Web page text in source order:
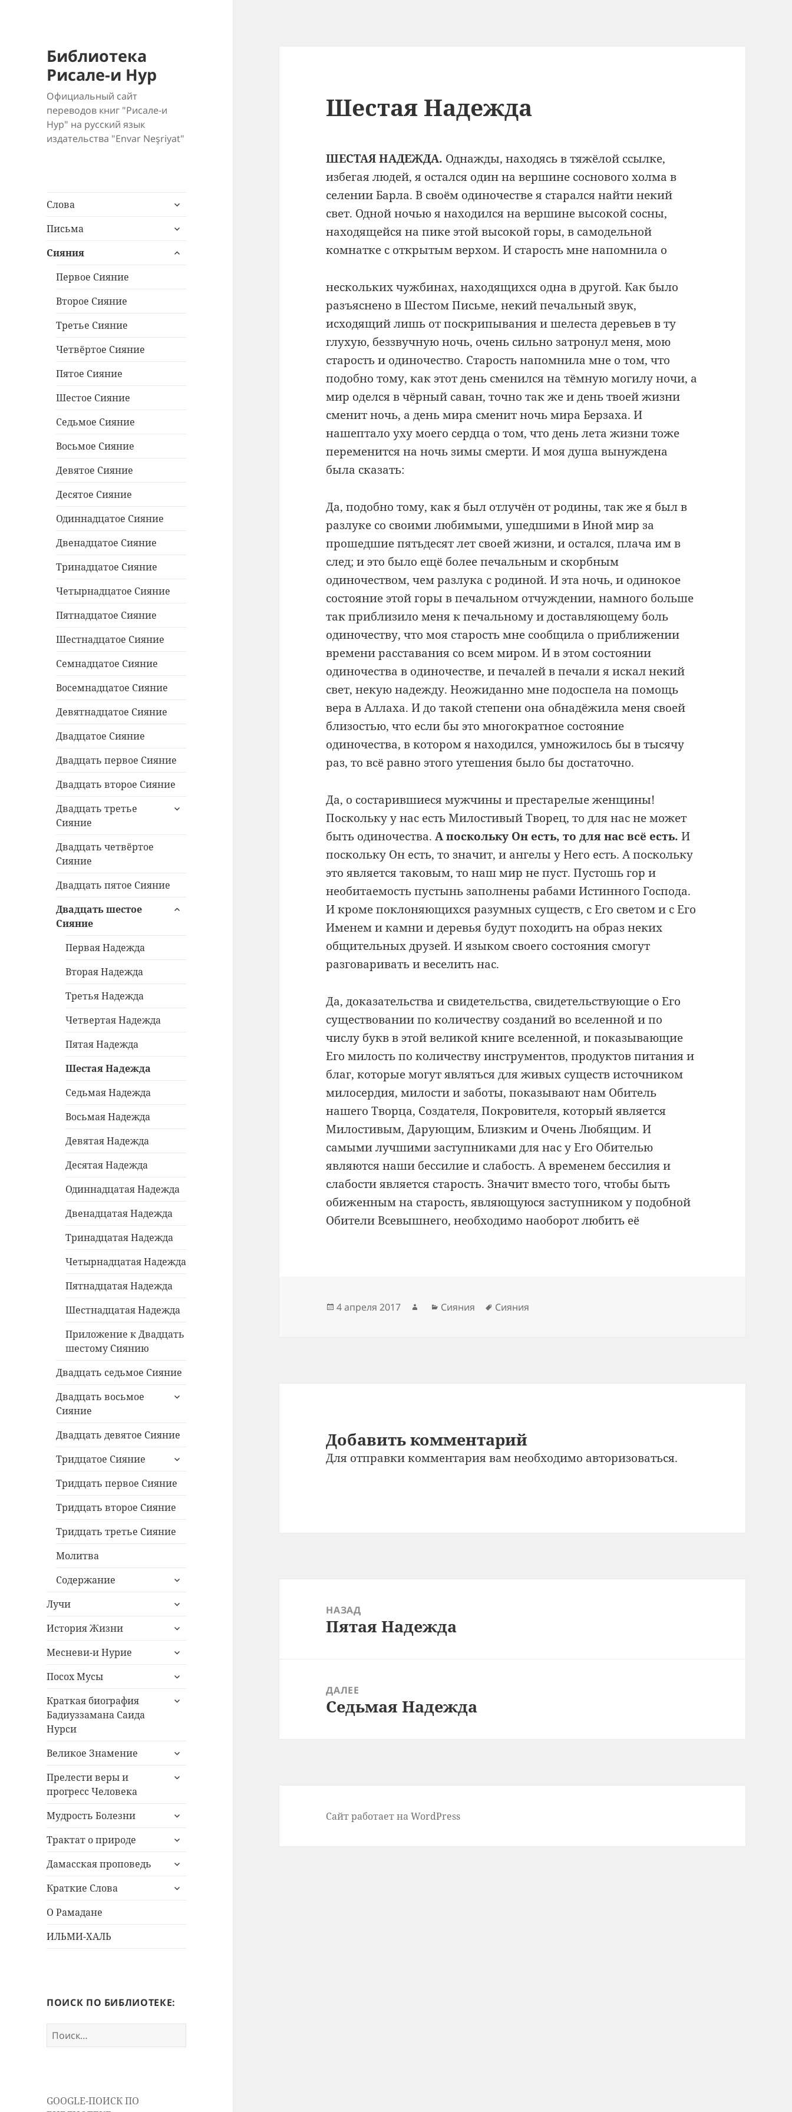
Библиотека
Рисале-и Нур
Официальный сайт
переводов книг "Рисале-и
Нур" на русский язык
издательства "Envar Neşriyat"
Слова
раскрыть
меню
Письма
раскрыть
меню
Сияния
раскрыть
Первое Сияние
Второе Сияние
Третье Сияние
Четвёртое Сияние
Пятое Сияние
Шестое Сияние
Седьмое Сияние
Восьмое Сияние
Девятое Сияние
Десятое Сияние
Одиннадцатое Сияние
Двенадцатое Сияние
Тринадцатое Сияние
Четырнадцатое Сияние
Пятнадцатое Сияние
Шестнадцатое Сияние
Семнадцатое Сияние
Восемнадцатое Сияние
Девятнадцатое Сияние
Двадцатое Сияние
Двадцать первое Сияние
Двадцать второе Сияние
Двадцать третье
Сияние
раскрыть
Двадцать четвёртое
Сияние
Двадцать пятое Сияние
Двадцать шестое
Сияние
раскрыть
Первая Надежда
Вторая Надежда
Третья Надежда
Четвертая Надежда
Пятая Надежда
Шестая Надежда
Седьмая Надежда
Восьмая Надежда
Девятая Надежда
Десятая Надежда
Одиннадцатая Надежда
Двенадцатая Надежда
Тринадцатая Надежда
Четырнадцатая Надежда
Пятнадцатая Надежда
Шестнадцатая Надежда
Приложение к Двадцать
шестому Сиянию
Двадцать седьмое Сияние
Двадцать восьмое
Сияние
раскрыть
Двадцать девятое Сияние
Тридцатое Сияние
раскрыть
меню
Тридцать первое Сияние
Тридцать второе Сияние
Тридцать третье Сияние
Молитва
Содержание
раскрыть
меню
Лучи
раскрыть
меню
История Жизни
раскрыть
меню
Месневи-и Нурие
раскрыть
меню
Посох Мусы
раскрыть
меню
Краткая биография
Бадиуззамана Саида
Нурси
раскрыть
Великое Знамение
раскрыть
меню
Прелести веры и
прогресс Человека
раскрыть
Мудрость Болезни
раскрыть
меню
Трактат о природе
раскрыть
меню
Дамасская проповедь
раскрыть
меню
Краткие Слова
раскрыть
О Рамадане
ИЛЬМИ-ХАЛЬ
ПОИСК ПО БИБЛИОТЕКЕ:
Найти:
GOOGLE-ПОИСК ПО
Шестая Надежда
ШЕСТАЯ НАДЕЖДА. Однажды, находясь в тяжёлой ссылке,
избегая людей, я остался один на вершине соснового холма в
селении Барла. В своём одиночестве я старался найти некий
свет. Одной ночью я находился на вершине высокой сосны,
находящейся на пике этой высокой горы, в самодельной
комнатке с открытым верхом. И старость мне напомнила о
нескольких чужбинах, находящихся одна в другой. Как было
разъяснено в Шестом Письме, некий печальный звук,
исходящий лишь от поскрипывания и шелеста деревьев в ту
глухую, беззвучную ночь, очень сильно затронул меня, мою
старость и одиночество. Старость напомнила мне о том, что
подобно тому, как этот день сменился на тёмную могилу ночи, а
мир оделся в чёрный саван, точно так же и день твоей жизни
сменит ночь, а день мира сменит ночь мира Берзаха. И
нашептало уху моего сердца о том, что день лета жизни тоже
переменится на ночь зимы смерти. И моя душа вынуждена
была сказать:
Да, подобно тому, как я был отлучён от родины, так же я был в
разлуке со своими любимыми, ушедшими в Иной мир за
прошедшие пятьдесят лет своей жизни, и остался, плача им в
след; и это было ещё более печальным и скорбным
одиночеством, чем разлука с родиной. И эта ночь, и одинокое
состояние этой горы в печальном отчуждении, намного больше
так приблизило меня к печальному и доставляющему боль
одиночеству, что моя старость мне сообщила о приближении
времени расставания со всем миром. И в этом состоянии
одиночества в одиночестве, и печалей в печали я искал некий
свет, некую надежду. Неожиданно мне подоспела на помощь
вера в Аллаха. И до такой степени она обнадёжила меня своей
близостью, что если бы это многократное состояние
одиночества, в котором я находился, умножилось бы в тысячу
раз, то всё равно этого утешения было бы достаточно.
Да, о состарившиеся мужчины и престарелые женщины!
Поскольку у нас есть Милостивый Творец, то для нас не может
быть одиночества.А поскольку Он есть, то для нас всё есть.И
поскольку Он есть, то значит, и ангелы у Него есть. А поскольку
это является таковым, то наш мир не пуст. Пустошь гор и
необитаемость пустынь заполнены рабами Истинного Господа.
И кроме поклоняющихся разумных существ, с Его светом и с Его
Именем и камни и деревья будут походить на образ неких
общительных друзей. И языком своего состояния смогут
разговаривать и веселить нас.
Да, доказательства и свидетельства, свидетельствующие о Его
существовании по количеству созданий во вселенной и по
числу букв в этой великой книге вселенной, и показывающие
Его милость по количеству инструментов, продуктов питания и
благ, которые могут являться для живых существ источником
милосердия, милости и заботы, показывают нам Обитель
нашего Творца, Создателя, Покровителя, который является
Милостивым, Дарующим, Близким и Очень Любящим. И
самыми лучшими заступниками для нас у Его Обителью
являются наши бессилие и слабость. А временем бессилия и
слабости является старость. Значит вместо того, чтобы быть
обиженным на старость, являющуюся заступником у подобной
Обители Всевышнего, необходимо наоборот любить её
Опубликовано
4 апреля 2017 АвторРубрики
Сияния Метки
Сияния
Добавить комментарий
Для отправки комментария вам необходимо авторизоваться.
записям
НАЗАД
Предыдущая
Пятая Надежда
ДАЛЕЕ
Следующая
Седьмая Надежда
Сайт работает на WordPress